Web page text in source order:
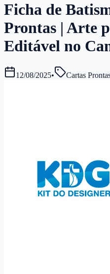
Ficha de
Prontas | Arte
Editável no
12/08/2025• Cartas